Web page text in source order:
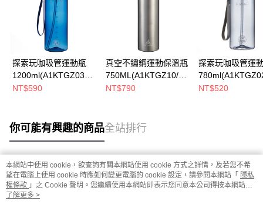
探索玩咖吸管運動瓶
1200ml(A1KTGZ03寶
藍/運動水瓶/大容量水
NT$590
真空不鏽鋼運動保溫瓶
750ML(A1KTGZ10/運
動水壺/真空保溫瓶/不
NT$790
探索玩咖吸管運
運動水瓶/吸管水
NT$520
你可能有興趣的商品全站排行
熱門標籤
本網站中使用 cookie，欲查詢有關本網站使用 cookie 方式之詳情，及若您不希
望在電腦上使用 cookie 時應如何變更電腦的 cookie 設定，請參閱本網站「 隱私
權條款 」之 Cookie 聲明。您繼續使用本網站即表示您同意本公司得按本網站使
用條款之 Cookie 聲明使用 cookie。
了解更多 >